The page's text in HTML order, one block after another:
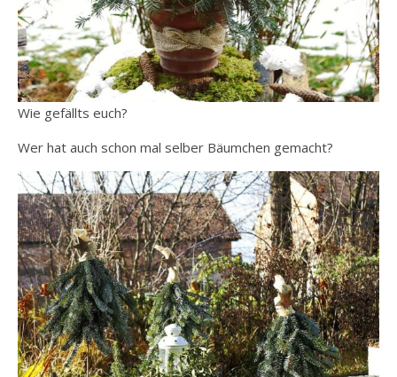
Wie gefällts euch?
Wer hat auch schon mal selber Bäumchen gemacht?